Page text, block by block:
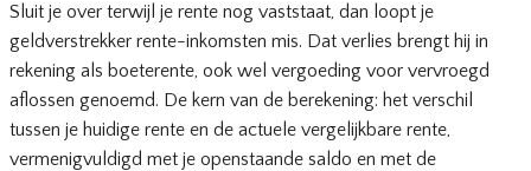
Sluit je over terwijl je rente nog vaststaat, dan loopt je
geldverstrekker rente-inkomsten mis. Dat verlies brengt hij in
rekening als boeterente, ook wel vergoeding voor vervroegd
aflossen genoemd. De kern van de berekening: het verschil
tussen je huidige rente en de actuele vergelijkbare rente,
vermenigvuldigd met je openstaande saldo en met de